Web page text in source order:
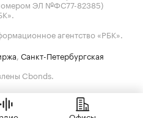
ЭЛ №ФС77-82385)
агентство «РБК».
Санкт-Петербургская
Cbonds.